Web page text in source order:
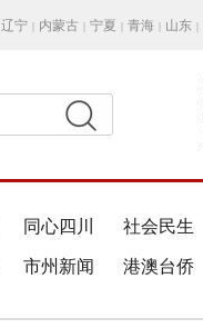
辽宁 | 内蒙古 | 宁夏 | 青海 | 山东 |
同心四川 社会民生
市州新闻 港澳台侨